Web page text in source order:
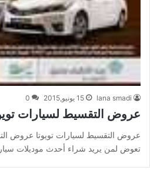
lana smadi 15 يونيو,2015 0
عروض التقسيط لسيارات
عروض التقسيط لسيارات تويوتا عروض
تعوض لمن يريد شراء أحدث موديلات سيارة تويوتا